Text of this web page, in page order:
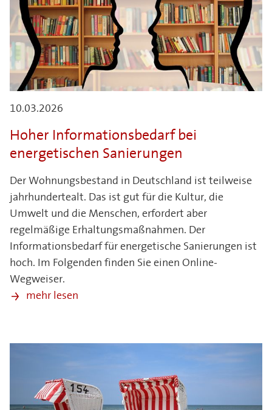
10.03.2026
Hoher Informationsbedarf bei
energetischen Sanierungen
Der Wohnungsbestand in Deutschland ist teilweise
jahrhundertealt. Das ist gut für die Kultur, die
Umwelt und die Menschen, erfordert aber
regelmäßige Erhaltungsmaßnahmen. Der
Informationsbedarf für energetische Sanierungen ist
hoch. Im Folgenden finden Sie einen Online-
Wegweiser.
mehr lesen